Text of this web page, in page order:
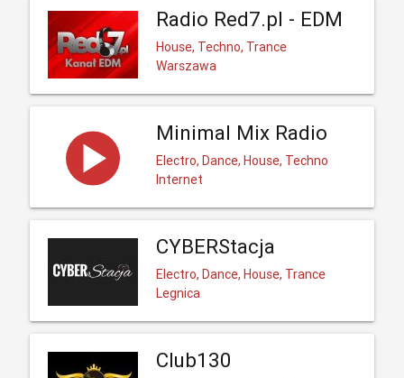
Radio Red7.pl - EDM
House, Techno, Trance
Warszawa
Minimal Mix Radio
Electro, Dance, House, Techno
Internet
CYBERStacja
Electro, Dance, House, Trance
Legnica
Club130